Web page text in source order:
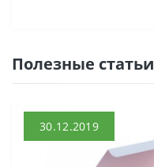
Полезные статьи
30.12.2019